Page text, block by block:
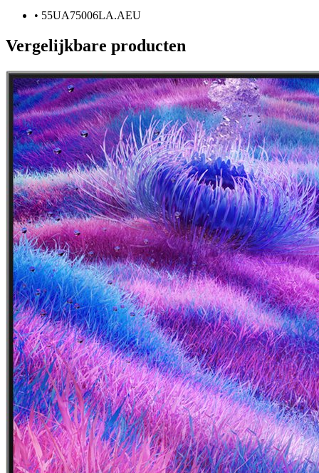
• 55UA75006LA.AEU
Vergelijkbare producten